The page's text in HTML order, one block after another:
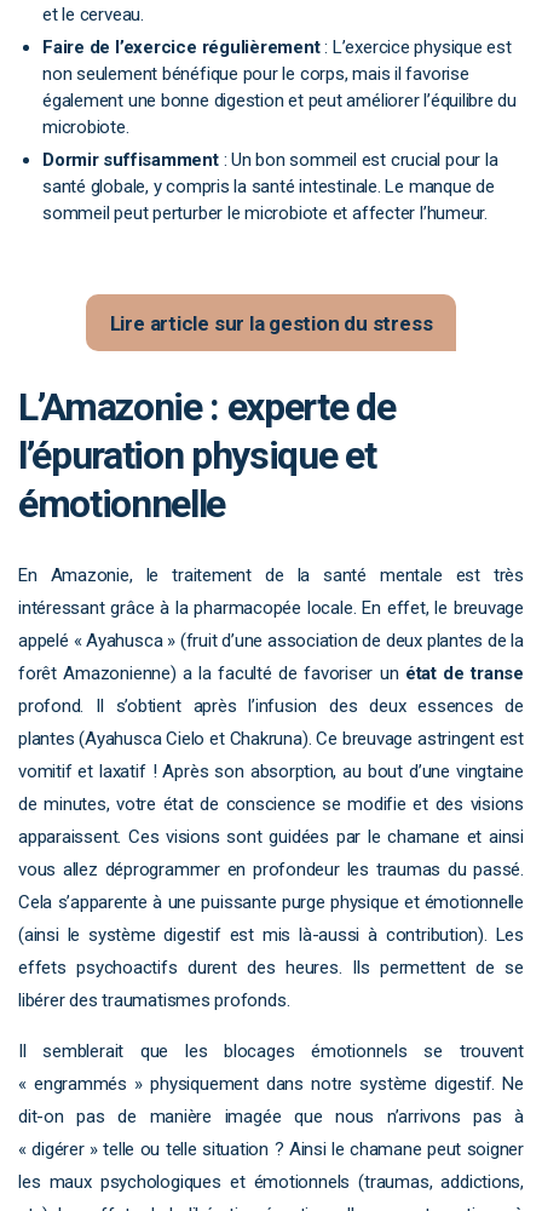
et le cerveau.
Faire de l’exercice régulièrement: L’exercice physique est
non seulement bénéfique pour le corps, mais il favorise
également une bonne digestion et peut améliorer l’équilibre du
microbiote.
Dormir suffisamment: Un bon sommeil est crucial pour la
santé globale, y compris la santé intestinale. Le manque de
sommeil peut perturber le microbiote et affecter l’humeur.
Lire article sur la gestion du stress
L’Amazonie : experte de
l’épuration physique et
émotionnelle
En Amazonie, le traitement de la santé mentale est très
intéressant grâce à la pharmacopée locale. En effet, le breuvage
appelé « Ayahusca » (fruit d’une association de deux plantes de la
forêt Amazonienne) a la faculté de favoriser un état de transe
profond. Il s’obtient après l’infusion des deux essences de
plantes (Ayahusca Cielo et Chakruna). Ce breuvage astringent est
vomitif et laxatif ! Après son absorption, au bout d’une vingtaine
de minutes, votre état de conscience se modifie et des visions
apparaissent. Ces visions sont guidées par le chamane et ainsi
vous allez déprogrammer en profondeur les traumas du passé.
Cela s’apparente à une puissante purge physique et émotionnelle
(ainsi le système digestif est mis là-aussi à contribution). Les
effets psychoactifs durent des heures. Ils permettent de se
libérer des traumatismes profonds.
Il semblerait que les blocages émotionnels se trouvent
« engrammés » physiquement dans notre système digestif. Ne
dit-on pas de manière imagée que nous n’arrivons pas à
« digérer » telle ou telle situation ? Ainsi le chamane peut soigner
les maux psychologiques et émotionnels (traumas, addictions,